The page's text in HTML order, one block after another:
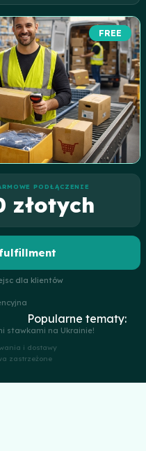
FREE
PODŁĄCZENIE
złotych
dla klientów
Popularne tematy:
stawkami na Ukrainie!
i dostawy
zastrzeżone